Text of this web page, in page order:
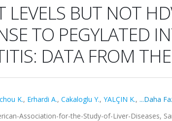
LEVELS BUT NOT
TO PEGYLATED
DATA FROM
K., Erhardi A., Cakaloglu Y., YALÇIN K., ...Daha
Association-for-the-Study-of-Liver-Diseases,